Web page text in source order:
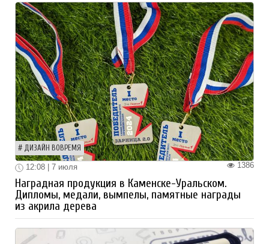
ДИЗАЙН ВОВРЕМЯ
1386
12:08 | 7 июля
Наградная продукция в Каменске-Уральском.
Дипломы, медали, вымпелы, памятные награды
из акрила дерева